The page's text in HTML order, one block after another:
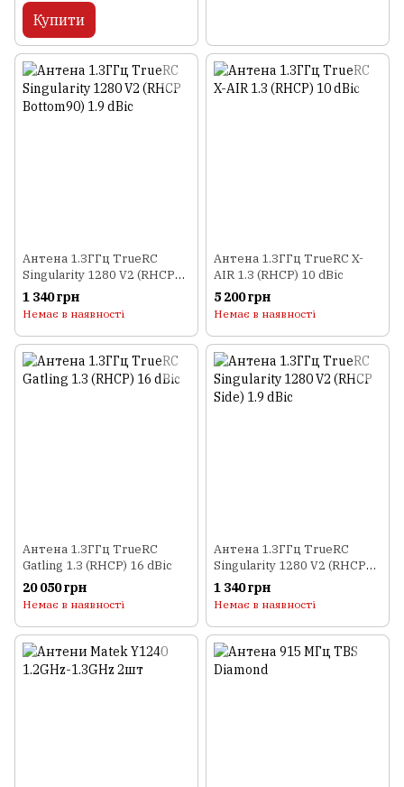
Купити
Антена 1.3ГГц TrueRC
Singularity 1280 V2 (RHCP
Bottom90) 1.9 dBic
1 340 грн
Немає в наявності
Антена 1.3ГГц TrueRC X-
AIR 1.3 (RHCP) 10 dBic
5 200 грн
Немає в наявності
Антена 1.3ГГц TrueRC
Gatling 1.3 (RHCP) 16 dBic
20 050 грн
Немає в наявності
Антена 1.3ГГц TrueRC
Singularity 1280 V2 (RHCP
Side) 1.9 dBic
1 340 грн
Немає в наявності